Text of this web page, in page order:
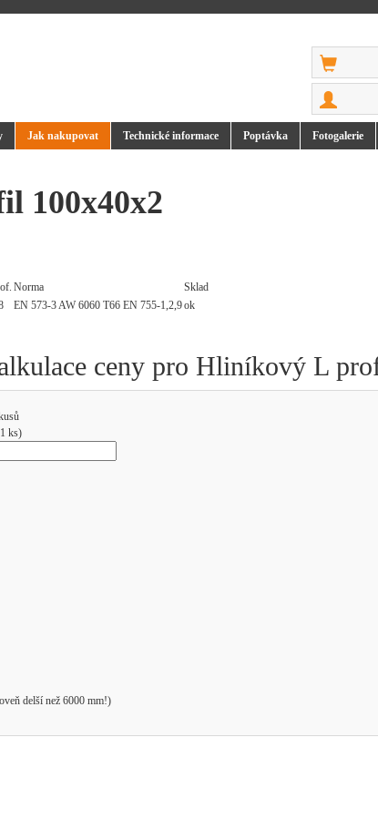
Jak nakupovat Technické informace Poptávka Fotogalerie
100x40x2
Norma
Sklad
EN 573-3 AW 6060 T66 EN 755-1,2,9ok
ceny pro Hliníkový L
ks)
delší než 6000 mm!)